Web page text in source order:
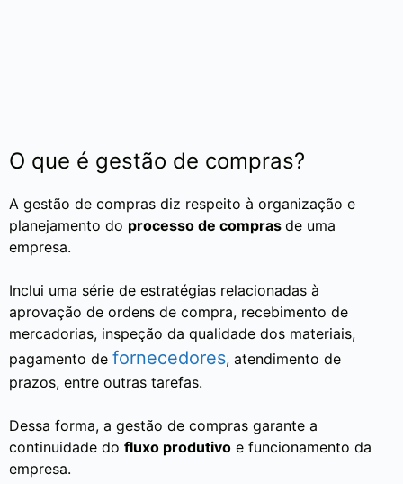
O que é gestão de compras?
A gestão de compras diz respeito à organização e
planejamento do processo de compras de uma
empresa.
Inclui uma série de estratégias relacionadas à
aprovação de ordens de compra, recebimento de
mercadorias, inspeção da qualidade dos materiais,
pagamento de fornecedores, atendimento de
prazos, entre outras tarefas.
Dessa forma, a gestão de compras garante a
continuidade do fluxo produtivo e funcionamento da
empresa.